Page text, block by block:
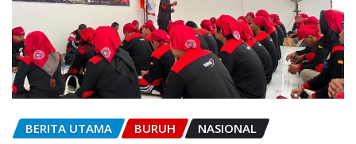
BERITA UTAMA BURUH NASIONAL